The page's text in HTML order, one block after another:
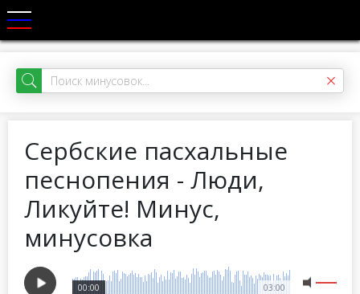
Сербские пасхальные
песнопения - Люди,
Ликуйте! Минус,
минусовка
03:00
00:00